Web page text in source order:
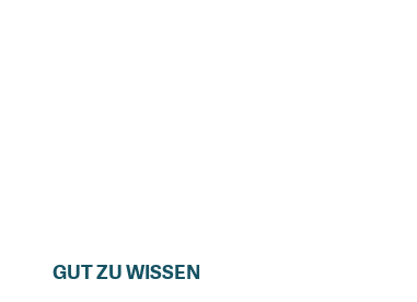
GUT ZU WISSEN